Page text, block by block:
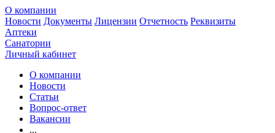
О компании
Новости Документы Лицензии Отчетность Реквизиты
Аптеки
Санатории
Личный кабинет
О компании
Новости
Статьи
Вопрос-ответ
Вакансии
...